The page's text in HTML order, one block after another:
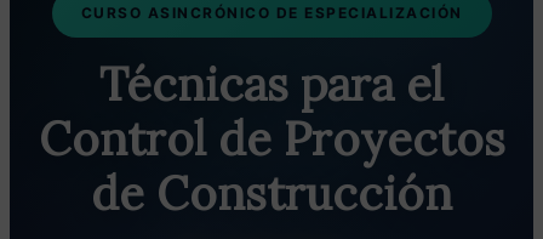
CURSO ASINCRÓNICO DE ESPECIALIZACIÓN
Técnicas para el
Control de Proyectos
de Construcción